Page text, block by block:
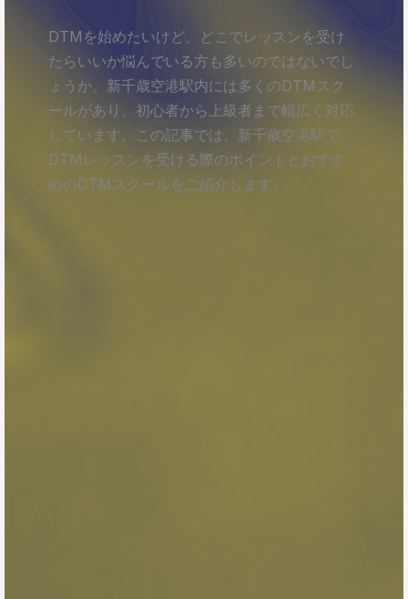
DTMを始めたいけど、どこでレッスンを受け
たらいいか悩んでいる方も多いのではないでし
ょうか。新千歳空港駅内には多くのDTMスク
ールがあり、初心者から上級者まで幅広く対応
しています。この記事では、新千歳空港駅で
DTMレッスンを受ける際のポイントとおすす
めのDTMスクールをご紹介します。